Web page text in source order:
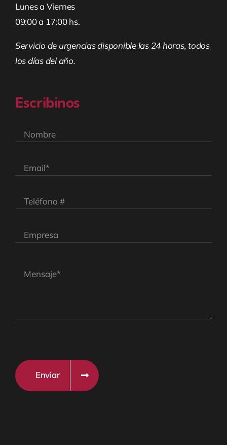
Lunes a Viernes
09:00 a 17:00 hs.
Servicio de urgencias disponible las 24 horas, todos
los días del año.
Escribinos
Enviar